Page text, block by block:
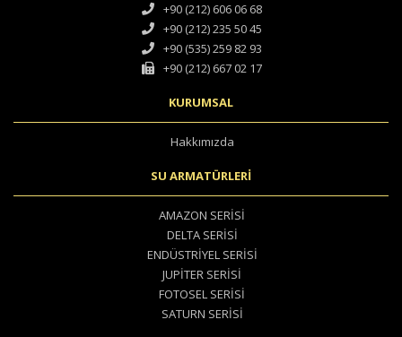
+90 (212) 606 06 68
+90 (212) 235 50 45
+90 (535) 259 82 93
+90 (212) 667 02 17
KURUMSAL
Hakkımızda
SU ARMATÜRLERİ
AMAZON SERİSİ
DELTA SERİSİ
ENDÜSTRİYEL SERİSİ
JUPİTER SERİSİ
FOTOSEL SERİSİ
SATURN SERİSİ